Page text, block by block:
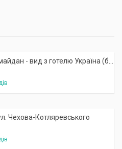
Чехова-Котляревського